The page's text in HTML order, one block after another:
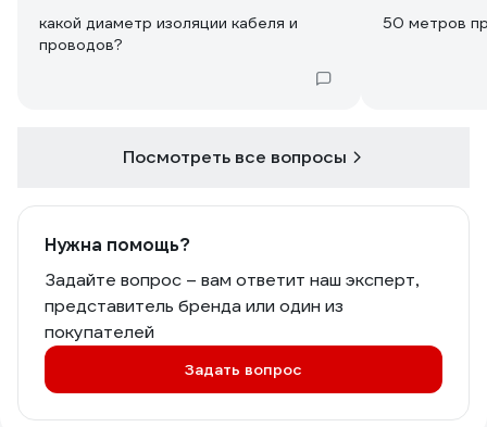
какой диаметр изоляции кабеля и
проводов?
50 метров
Посмотреть все вопросы
Нужна помощь?
Задайте вопрос – вам ответит наш эксперт,
представитель бренда или один из
покупателей
Задать вопрос